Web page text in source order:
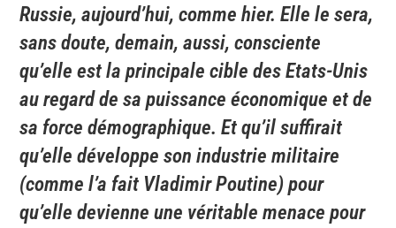
Russie, aujourd’hui, comme hier. Elle le sera,
sans doute, demain, aussi, consciente
qu’elle est la principale cible des Etats-Unis
au regard de sa puissance économique et de
sa force démographique. Et qu’il suffirait
qu’elle développe son industrie militaire
(comme l’a fait Vladimir Poutine) pour
qu’elle devienne une véritable menace pour